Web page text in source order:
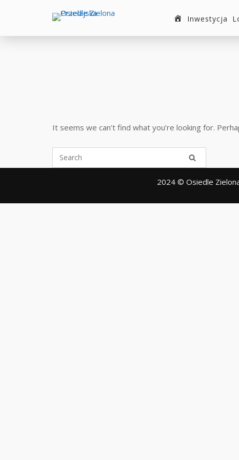
Strona
Inwestycja
It seems we can’t find what you’re looking for.
2024 © Osiedle